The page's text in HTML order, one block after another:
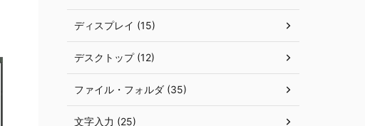
ディスプレイ (15)
デスクトップ (12)
ファイル・フォルダ (35)
文字入力 (25)